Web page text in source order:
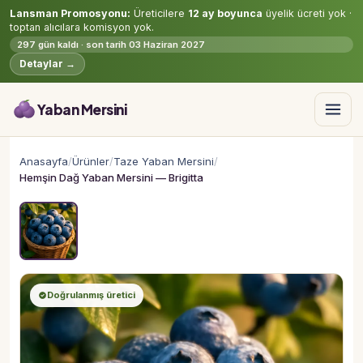
Lansman Promosyonu: Üreticilere 12 ay boyunca üyelik ücreti yok ·
toptan alıcılara komisyon yok.
297 gün kaldı · son tarih 03 Haziran 2027
Detaylar →
Yaban Mersini
Anasayfa/Ürünler/Taze Yaban Mersini/
Hemşin Dağ Yaban Mersini — Brigitta
Doğrulanmış üretici